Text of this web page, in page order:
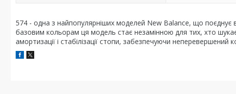
574 - одна з найпопулярніших моделей New Balance, що поєднує
базовим кольорам ця модель стає незамінною для тих, хто
амортизації і стабілізації стопи, забезпечуючи